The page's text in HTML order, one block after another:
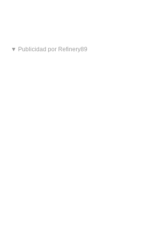
▼ Publicidad por Refinery89